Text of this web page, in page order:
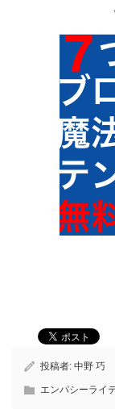
投稿者: 中野 巧
エンパシーライ